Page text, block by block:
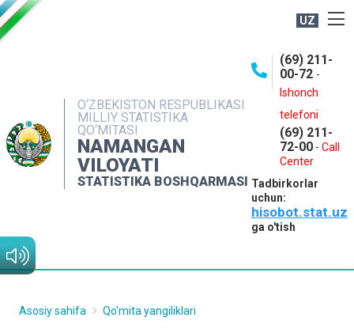
UZ
O‘ZBEKISTON RESPUBLIKASI
MILLIY STATISTIKA
QO‘MITASI
NAMANGAN
VILOYATI
STATISTIKA BOSHQARMASI
(69) 211-
00-72 -
Ishonch
telefoni
(69) 211-
72-00 - Call
Center
Tadbirkorlar
uchun:
hisobot.stat.uz
ga o'tish
NASHRLAR
INTERAKTIV XIZMATLAR
MATBUOT XIZMATI
MUROJAATLAR
Asosiy sahifa Qo'mita yangiliklari